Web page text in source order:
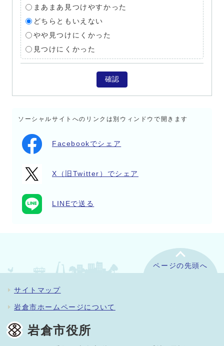
まあまあ見つけやすかった
どちらともいえない
やや見つけにくかった
見つけにくかった
確認
ソーシャルサイトへのリンクは別ウィンドウで開きます
Facebookでシェア
X（旧Twitter）でシェア
LINEで送る
ページの先頭へ
サイトマップ
岩倉市ホームページについて
岩倉市役所